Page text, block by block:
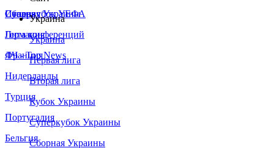
Сборная Украины
Италия
Германия
Франция
Нидерланды
Турция
Португалия
Бельгия
Суперкубок УЕФА
Лига конференций
ЛЧ - Top News
Украина
Украина
Первая лига
Вторая лига
Кубок Украины
Суперкубок Украины
Сборная Украины